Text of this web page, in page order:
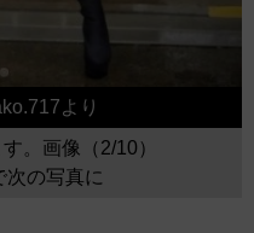
より
。画像（2/10）
次の写真に